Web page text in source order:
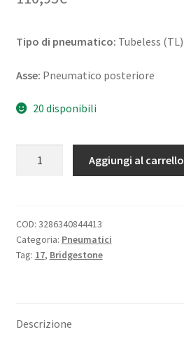
Tipo di pneumatico: Tubeless (TL)
Asse: Pneumatico posteriore
20 disponibili
ZR
17
(66W)
Aggiungi al carrello
COD: 3286340844413
Categoria: Pneumatici
Tag: 17, Bridgestone
Descrizione